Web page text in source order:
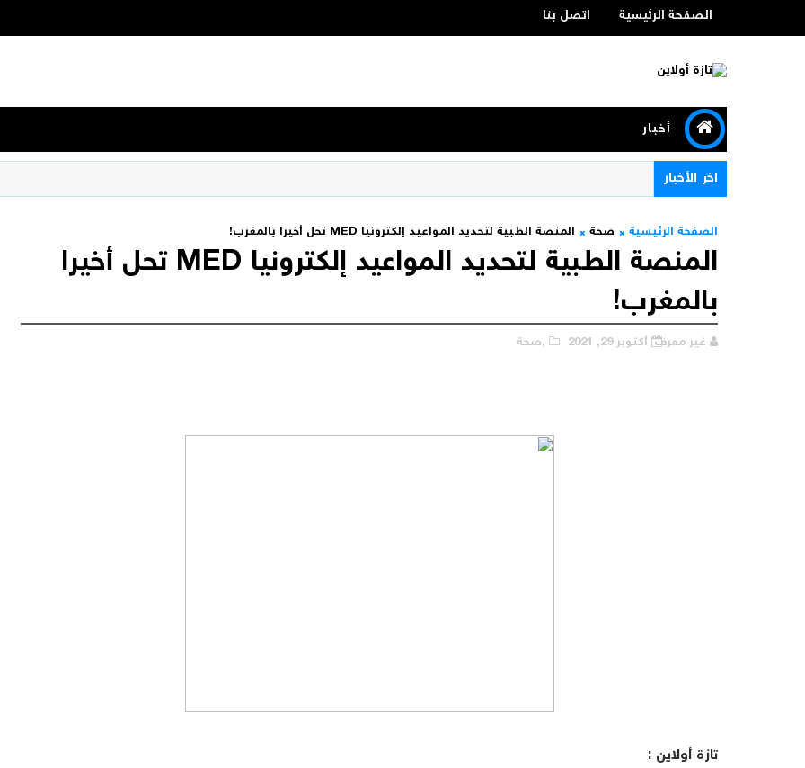
الصفحة الرئيسية اتصل بنا
أخبار
اخر الأخبار
الصفحة الرئيسية صحة المنصة الطبية لتحديد المواعيد إلكترونيا MED تحل أخيرا بالمغرب!
المنصة الطبية لتحديد المواعيد إلكترونيا MED تحل أخيرا
بالمغرب!
غير معرف أكتوبر 29, 2021 ,صحة
تازة أولاين :